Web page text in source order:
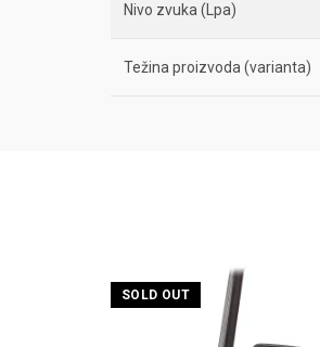
Nivo zvuka (Lpa)
Težina proizvoda (varianta)
SOLD OUT